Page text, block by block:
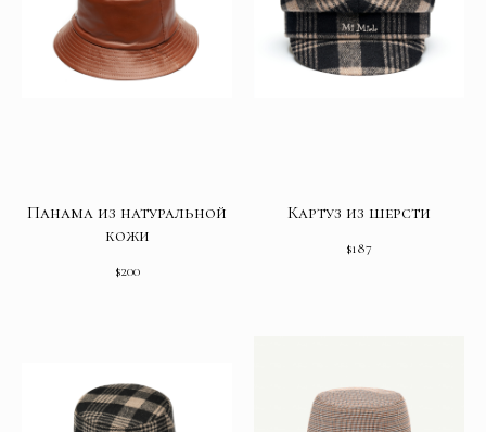
Панама из натуральной
кожи
$200
Картуз из шерсти
$187